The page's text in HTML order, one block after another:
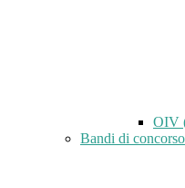
OIV
Bandi di concorso